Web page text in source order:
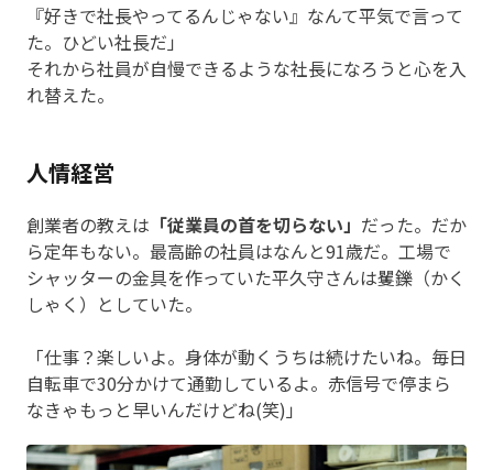
『好きで社長やってるんじゃない』なんて平気で言って
た。ひどい社長だ」
それから社員が自慢できるような社長になろうと心を入
れ替えた。
人情経営
創業者の教えは 「従業員の首を切らない」 だった。だか
ら定年もない。最高齢の社員はなんと91歳だ。工場で
シャッターの金具を作っていた平久守さんは矍鑠（かく
しゃく）としていた。
「仕事？楽しいよ。身体が動くうちは続けたいね。毎日
自転車で30分かけて通勤しているよ。赤信号で停まら
なきゃもっと早いんだけどね(笑)」